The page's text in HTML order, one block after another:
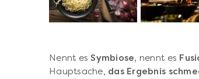
Nennt esSymbiose, nennt es
Hauptsache, das Ergebnis